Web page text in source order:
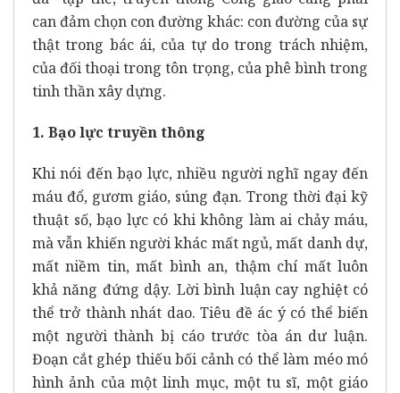
can đảm chọn con đường khác: con đường của sự
thật trong bác ái, của tự do trong trách nhiệm,
của đối thoại trong tôn trọng, của phê bình trong
tinh thần xây dựng.
1. Bạo lực truyền thông
Khi nói đến bạo lực, nhiều người nghĩ ngay đến
máu đổ, gươm giáo, súng đạn. Trong thời đại kỹ
thuật số, bạo lực có khi không làm ai chảy máu,
mà vẫn khiến người khác mất ngủ, mất danh dự,
mất niềm tin, mất bình an, thậm chí mất luôn
khả năng đứng dậy. Lời bình luận cay nghiệt có
thể trở thành nhát dao. Tiêu đề ác ý có thể biến
một người thành bị cáo trước tòa án dư luận.
Đoạn cắt ghép thiếu bối cảnh có thể làm méo mó
hình ảnh của một linh mục, một tu sĩ, một giáo